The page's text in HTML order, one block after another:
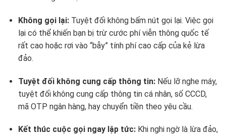
Không gọi lại:Tuyệt đối không bấm nút gọi lại. Việc gọi
lại có thể khiến bạn bị trừ cước phí viễn thông quốc tế
rất cao hoặc rơi vào “bẫy” tính phí cao cấp của kẻ lừa
đảo.
Tuyệt đối không cung cấp thông tin:Nếu lỡ nghe máy,
tuyệt đối không cung cấp thông tin cá nhân, số CCCD,
mã OTP ngân hàng, hay chuyển tiền theo yêu cầu.
Kết thúc cuộc gọi ngay lập tức:Khi nghi ngờ là lừa đảo,